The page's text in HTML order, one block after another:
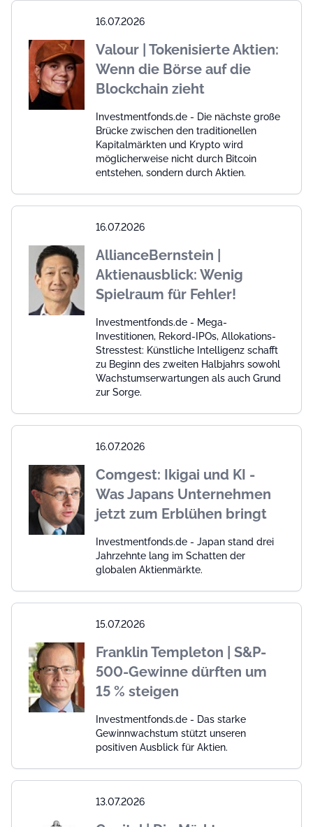
16.07.2026
Valour | Tokenisierte Aktien:
Wenn die Börse auf die
Blockchain zieht
Investmentfonds.de - Die nächste große
Brücke zwischen den traditionellen
Kapitalmärkten und Krypto wird
möglicherweise nicht durch Bitcoin
entstehen, sondern durch Aktien.
16.07.2026
AllianceBernstein |
Aktienausblick: Wenig
Spielraum für Fehler!
Investmentfonds.de - Mega-
Investitionen, Rekord-IPOs, Allokations-
Stresstest: Künstliche Intelligenz schafft
zu Beginn des zweiten Halbjahrs sowohl
Wachstumserwartungen als auch Grund
zur Sorge.
16.07.2026
Comgest: Ikigai und KI -
Was Japans Unternehmen
jetzt zum Erblühen bringt
Investmentfonds.de - Japan stand drei
Jahrzehnte lang im Schatten der
globalen Aktienmärkte.
15.07.2026
Franklin Templeton | S&P-
500-Gewinne dürften um
15 % steigen
Investmentfonds.de - Das starke
Gewinnwachstum stützt unseren
positiven Ausblick für Aktien.
13.07.2026